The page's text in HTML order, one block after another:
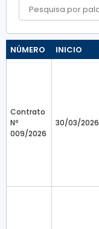
NÚMERO INICIO
Contrato
Nº
009/2026
30/03/2026